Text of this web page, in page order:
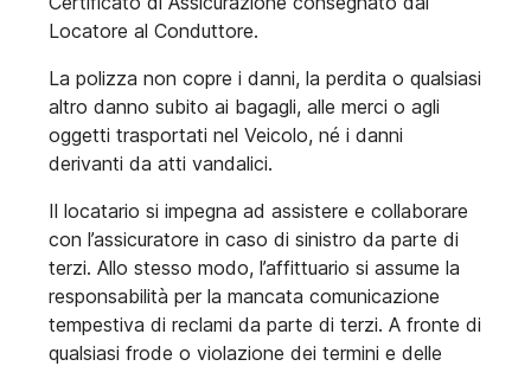
Locatore al Conduttore.
La polizza non copre i danni, la perdita o qualsiasi
altro danno subito ai bagagli, alle merci o agli
oggetti trasportati nel Veicolo, né i danni
derivanti da atti vandalici.
Il locatario si impegna ad assistere e collaborare
con l’assicuratore in caso di sinistro da parte di
terzi. Allo stesso modo, l’affittuario si assume la
responsabilità per la mancata comunicazione
tempestiva di reclami da parte di terzi. A fronte di
qualsiasi frode o violazione dei termini e delle